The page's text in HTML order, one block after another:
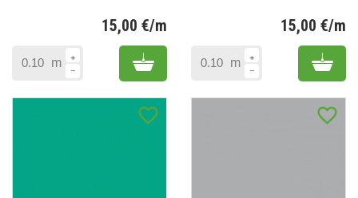
15,00 €/m
m Add to cart
15,00 €/m
m Add
favorite_border favorite_border